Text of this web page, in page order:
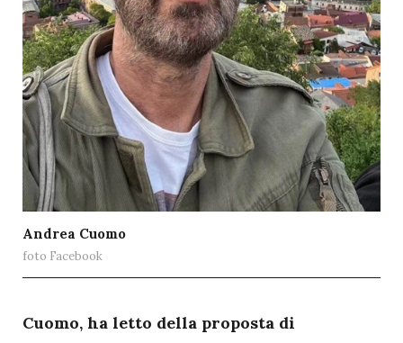
Andrea Cuomo
foto Facebook
Cuomo, ha letto della proposta di